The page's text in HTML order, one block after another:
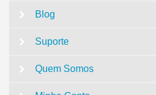
Blog
Suporte
Quem Somos